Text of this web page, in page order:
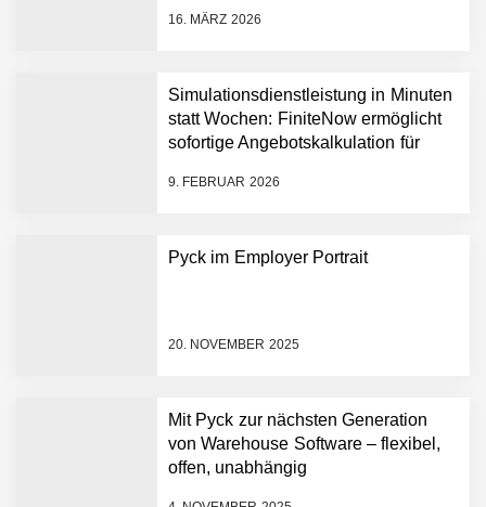
16. MÄRZ 2026
Simulationsdienstleistung in Minuten
statt Wochen: FiniteNow ermöglicht
sofortige Angebotskalkulation für
9. FEBRUAR 2026
Pyck im Employer Portrait
20. NOVEMBER 2025
Mit Pyck zur nächsten Generation
von Warehouse Software – flexibel,
offen, unabhängig
AI breit auszurollen
Humanoider Roboter bringt
Hightech ins Stadion
Simulationsdienstleistung in
Minuten statt Wochen:
FiniteNow ermöglicht
Entwicklungsprozesse
Maximilian Mack von Pyck